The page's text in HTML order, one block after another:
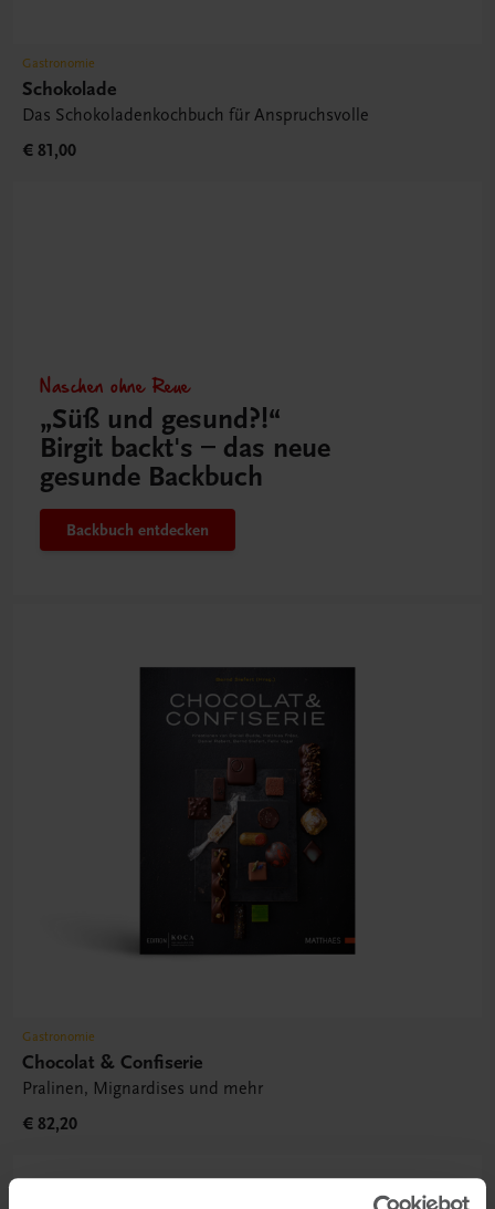
Gastronomie
Schokolade
Das Schokoladenkochbuch für Anspruchsvolle
€ 81,00
Naschen ohne Reue
„Süß und gesund?!“
Birgit backt's – das neue
gesunde Backbuch
Backbuch entdecken
Gastronomie
Chocolat & Confiserie
Pralinen, Mignardises und mehr
€ 82,20